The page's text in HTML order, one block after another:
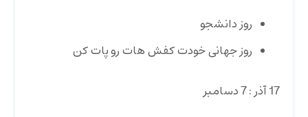
روز دانشجو
روز جهانی خودت کفش هات رو پات کن
17 آذر : 7 دسامبر